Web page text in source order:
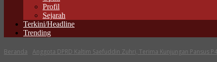
Profil
Sejarah
Terkini/Headline
Trending
Beranda Anggota DPRD Kaltim Saefuddin Zuhri, Terima Kunjungan Pansus